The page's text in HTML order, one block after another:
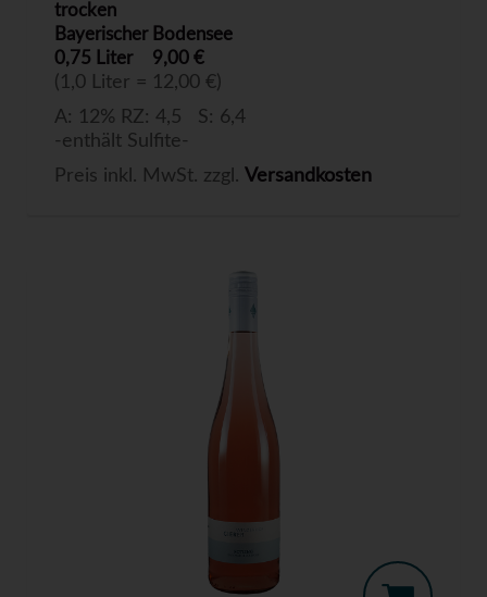
trocken
Bayerischer Bodensee
0,75 Liter
9,00 €
(1,0 Liter = 12,00 €)
A: 12% RZ: 4,5 S: 6,4
-enthält Sulfite-
Preis inkl. MwSt. zzgl. Versandkosten